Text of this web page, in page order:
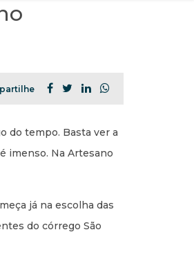
INSTITUTO
DO CLIENTE
FACEBOOK
do tempo. Basta ver a
imenso. Na Artesano
já na escolha das
do córrego São